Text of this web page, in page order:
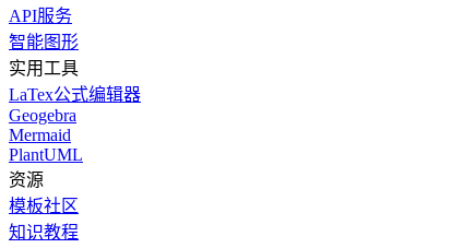
API服务
智能图形
实用工具
LaTex公式编辑器
Geogebra
Mermaid
PlantUML
资源
模板社区
知识教程